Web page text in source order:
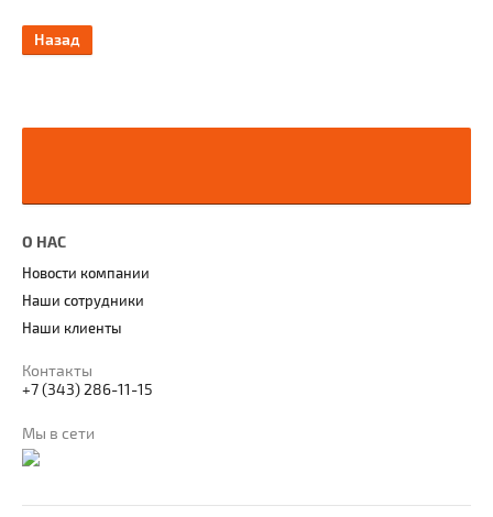
Назад
О НАС
Новости компании
Наши сотрудники
Наши клиенты
Контакты
+7 (343) 286-11-15
Мы в сети